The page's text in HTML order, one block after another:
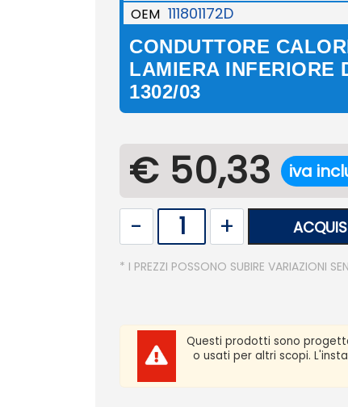
OEM 111801172D
CONDUTTORE
LAMIERA INFERIORE
1302/03
€ 50,33 iva
* I PREZZI POSSONO SUBIRE VARIAZIONI
Questi prodotti sono
o usati per altri scopi.